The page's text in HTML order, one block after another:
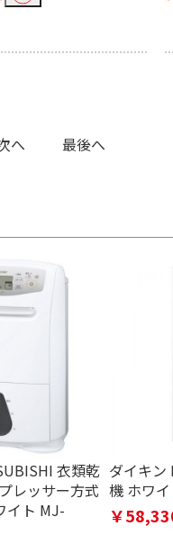
へ 最後へ
衣類乾
レッサー方式
イト MJ-
ダイキン
機 ホワ
￥